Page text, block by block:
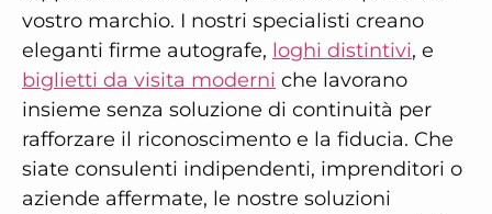
vostro marchio. I nostri specialisti creano
eleganti firme autografe, loghi distintivi, e
biglietti da visita moderni che lavorano
insieme senza soluzione di continuità per
rafforzare il riconoscimento e la fiducia. Che
siate consulenti indipendenti, imprenditori o
aziende affermate, le nostre soluzioni